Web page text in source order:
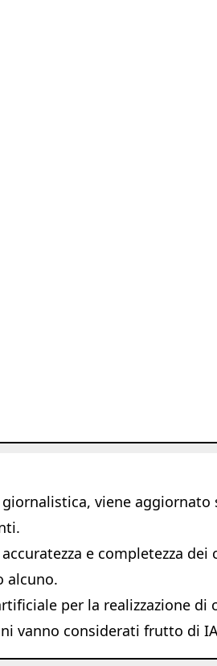
viene
e completezza
alcuno.
per la realizzazione
vanno considerati frutto di